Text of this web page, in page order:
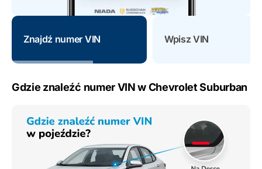
Znajdź numer VIN Wpisz VIN
Gdzie znaleźć numer VIN w Chevrolet Suburban